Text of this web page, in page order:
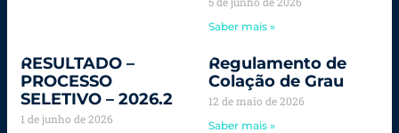
Saber mais »
RESULTADO –
PROCESSO
SELETIVO – 2026.2
1 de junho de 2026
Regulamento de
Colação de Grau
12 de maio de 2026
Saber mais »